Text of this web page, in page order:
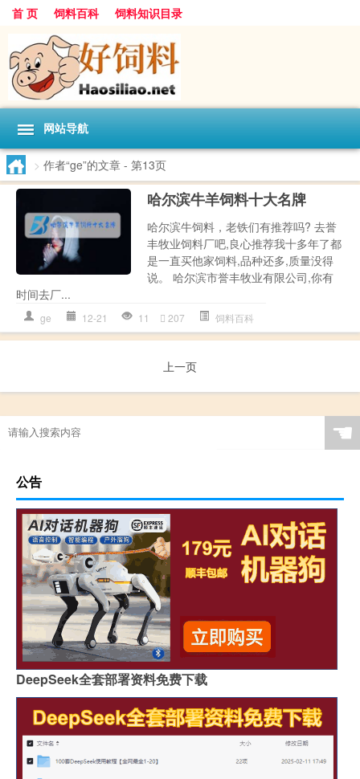
首 页 饲料百科 饲料知识目录
网站导航
> 作者“ge”的文章 - 第13页
哈尔滨牛羊饲料十大名牌
哈尔滨牛饲料，老铁们有推荐吗? 去誉
丰牧业饲料厂吧,良心推荐我十多年了都
是一直买他家饲料,品种还多,质量没得
说。 哈尔滨市誉丰牧业有限公司,你有
时间去厂...
ge 12-21 11 207 饲料百科
上一页
☚
公告
DeepSeek全套部署资料免费下载